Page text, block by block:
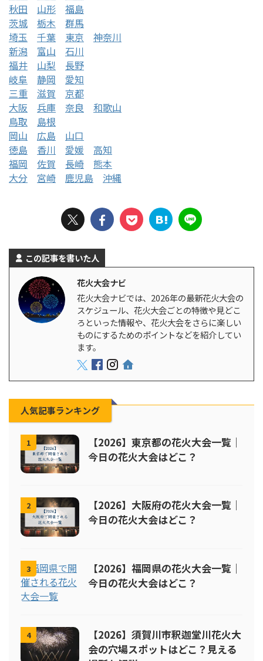
秋田
山形
福島
茨城
栃木
群馬
埼玉
千葉 東京
神奈川
新潟
富山
石川
福井
山梨
長野
岐阜
静岡
愛知
三重
滋賀
京都
大阪
兵庫 奈良
和歌山
鳥取
島根
岡山
広島
山口
徳島
香川 愛媛
高知
福岡
佐賀 長崎
熊本
大分
宮崎 鹿児島 沖縄
この記事を書いた人
花火大会ナビ
花火大会ナビでは、2026年の最新花火大会の
スケジュール、花火大会ごとの特徴や見どこ
ろといった情報や、花火大会をさらに楽しい
ものにするためのポイントなどを紹介してい
ます。
人気記事ランキング
1
【2026】東京都の花火大会一覧｜
今日の花火大会はどこ？
2
【2026】大阪府の花火大会一覧｜
今日の花火大会はどこ？
3
【2026】福岡県の花火大会一覧｜
今日の花火大会はどこ？
4
【2026】須賀川市釈迦堂川花火大
会の穴場スポットはどこ？見える